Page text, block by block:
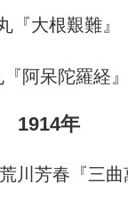
『大根艱難』
阿呆陀羅経
1914年
川芳春『三